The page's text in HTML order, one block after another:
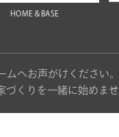
HOME＆BASE
へお声がけください
くりを一緒に始めませ